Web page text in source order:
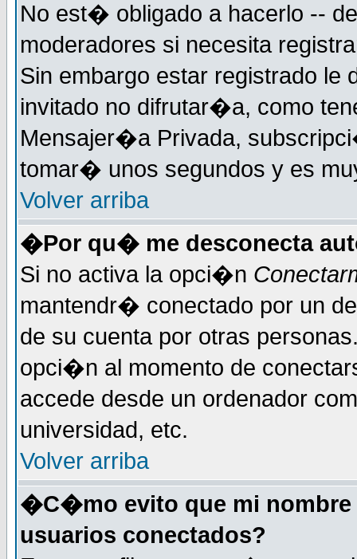
No est� obligado a hacerlo --
moderadores si necesita
Sin embargo estar registrado le
invitado no difrutar�a, como
Mensajer�a Privada,
tomar� unos segundos y es
Volver arriba
�Por qu� me desconecta
Si no activa la opci�n
mantendr� conectado por un
de su cuenta por otras
opci�n al momento de
accede desde un ordenador
universidad, etc.
Volver arriba
�C�mo evito que mi nombre
usuarios conectados?